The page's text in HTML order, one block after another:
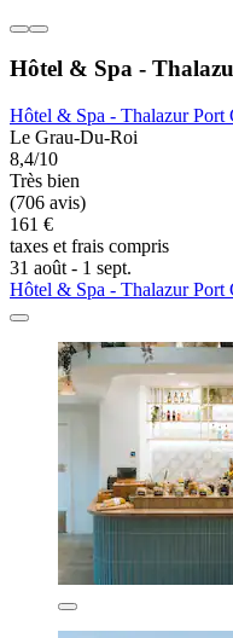
Hôtel & Spa -
Hôtel & Spa - Thalazur Port
Le Grau-Du-Roi
8,4/10
Très bien
(706 avis)
161 €
taxes et frais compris
31 août - 1 sept.
Hôtel & Spa - Thalazur Port